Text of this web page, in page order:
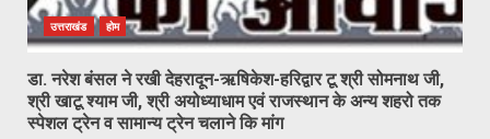
उत्तराखंड होम
डा. नरेश बंसल ने रखी देहरादून-ऋषिकेश-हरिद्वार टू श्री सोमनाथ जी,
श्री खाटू श्याम जी, श्री अयोध्याधाम एवं राजस्थान के अन्य शहरो तक
स्पेशल ट्रेन व सामान्य ट्रेन चलाने कि मांग